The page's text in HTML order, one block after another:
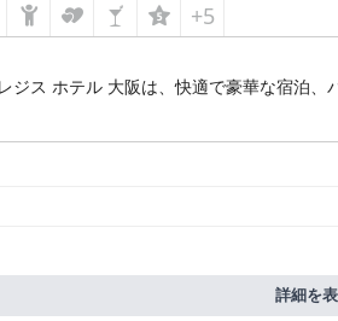
+5
ス ホテル 大阪は、快適で豪華な宿泊、
詳細を